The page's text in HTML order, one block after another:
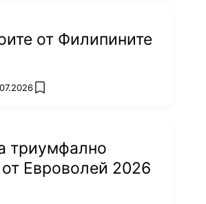
от Филипините
add favorites
триумфално
Евроволей 2026